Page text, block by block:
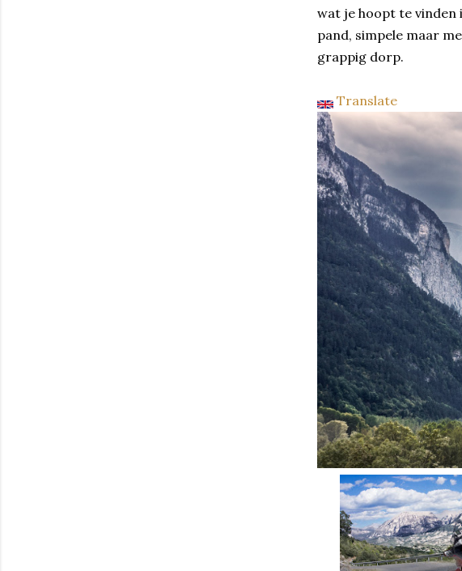
wat je hoopt te vinden
pand, simpele maar
grappig dorp.
Translate